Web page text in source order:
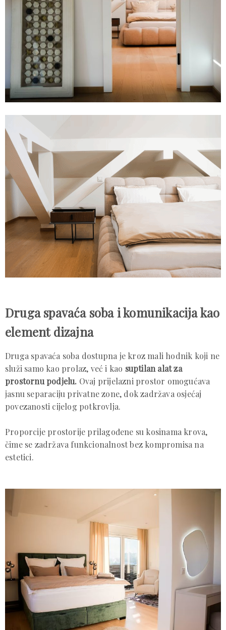
Druga spavaća soba i komunikacija kao
element dizajna
Druga spavaća soba dostupna je kroz mali hodnik koji ne
služi samo kao prolaz, već i kao suptilan alat za
prostornu podjelu. Ovaj prijelazni prostor omogućava
jasnu separaciju privatne zone, dok zadržava osjećaj
povezanosti cijelog potkrovlja.
Proporcije prostorije prilagođene su kosinama krova,
čime se zadržava funkcionalnost bez kompromisa na
estetici.